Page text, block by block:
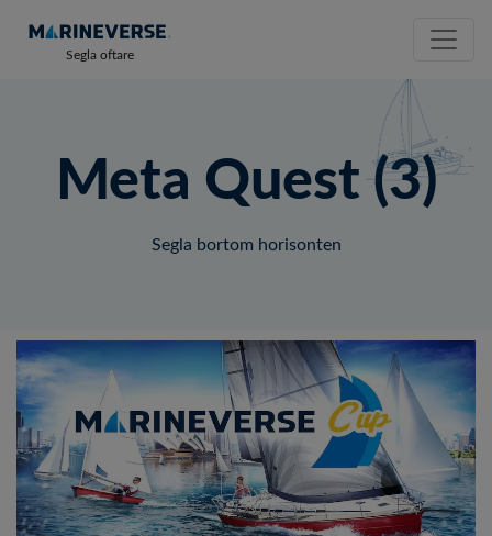
Segla oftare
Meta Quest (3)
Segla bortom horisonten